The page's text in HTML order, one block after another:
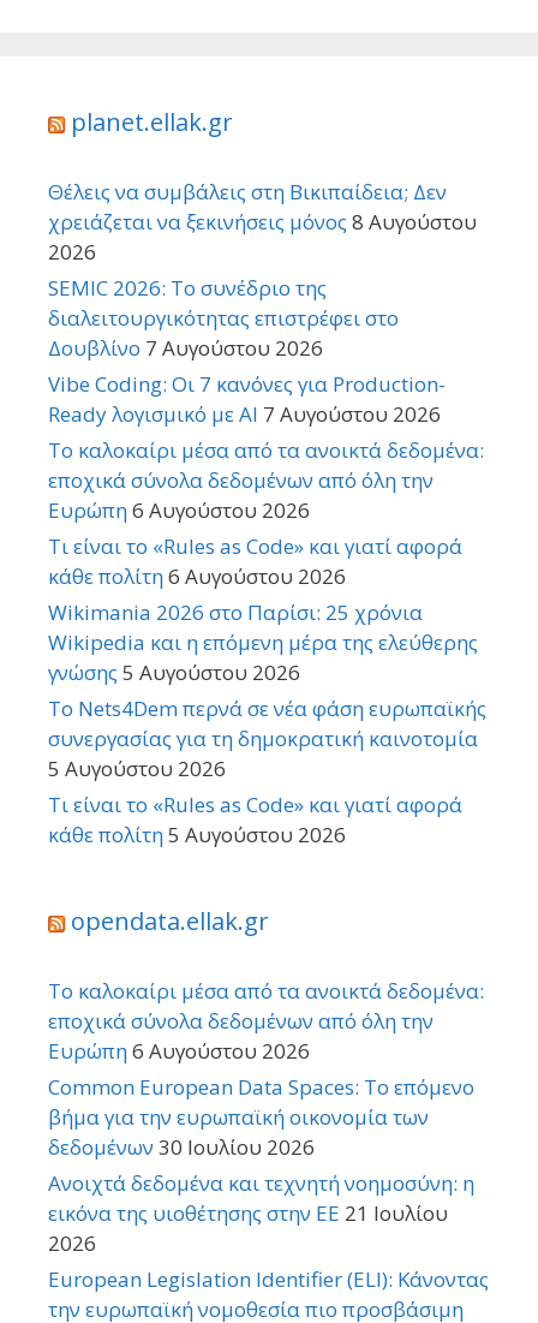
planet.ellak.gr
Θέλεις να συμβάλεις στη Βικιπαίδεια; Δεν
χρειάζεται να ξεκινήσεις μόνος 8 Αυγούστου
2026
SEMIC 2026: Το συνέδριο της
διαλειτουργικότητας επιστρέφει στο
Δουβλίνο 7 Αυγούστου 2026
Vibe Coding: Οι 7 κανόνες για Production-
Ready λογισμικό με AI 7 Αυγούστου 2026
Το καλοκαίρι μέσα από τα ανοικτά δεδομένα:
εποχικά σύνολα δεδομένων από όλη την
Ευρώπη6 Αυγούστου 2026
Τι είναι το «Rules as Code» και γιατί αφορά
κάθε πολίτη6 Αυγούστου 2026
Wikimania 2026 στο Παρίσι: 25 χρόνια
Wikipedia και η επόμενη μέρα της ελεύθερης
γνώσης 5 Αυγούστου 2026
Το Nets4Dem περνά σε νέα φάση ευρωπαϊκής
συνεργασίας για τη δημοκρατική καινοτομία
5 Αυγούστου 2026
Τι είναι το «Rules as Code» και γιατί αφορά
κάθε πολίτη5 Αυγούστου 2026
opendata.ellak.gr
Το καλοκαίρι μέσα από τα ανοικτά δεδομένα:
εποχικά σύνολα δεδομένων από όλη την
Ευρώπη6 Αυγούστου 2026
Common European Data Spaces: Το επόμενο
βήμα για την ευρωπαϊκή οικονομία των
δεδομένων 30 Ιουλίου 2026
Ανοιχτά δεδομένα και τεχνητή νοημοσύνη: η
εικόνα της υιοθέτησης στην ΕΕ 21 Ιουλίου
2026
European Legislation Identifier (ELI): Κάνοντας
την ευρωπαϊκή νομοθεσία πιο προσβάσιμη